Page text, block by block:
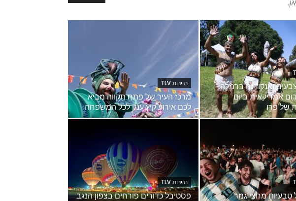
ואנקודנה ברמלה:
אמריקאית ביום
של פרו
תיירות TLV
מרכז העיר של פתח תקווה מביא
לכם אירוע קיץ ענק לכל המשפחה
טבעיות מחצי גמר
תיירות TLV
פסטיבל כדורים פורחים בצפון הנגב